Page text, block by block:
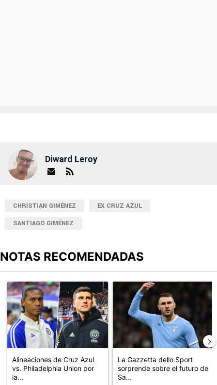
Diward Leroy
CHRISTIAN GIMÉNEZ
EX CRUZ AZUL
SANTIAGO GIMÉNEZ
NOTAS RECOMENDADAS
Un artículo de tendencia con el título "Alineaciones de Cruz Azul
Alineaciones de Cruz Azul
vs. Philadelphia Union por
la...
Un artículo de tendencia con el
La Gazzetta dello Sport
sorprende sobre el futuro de
Sa...